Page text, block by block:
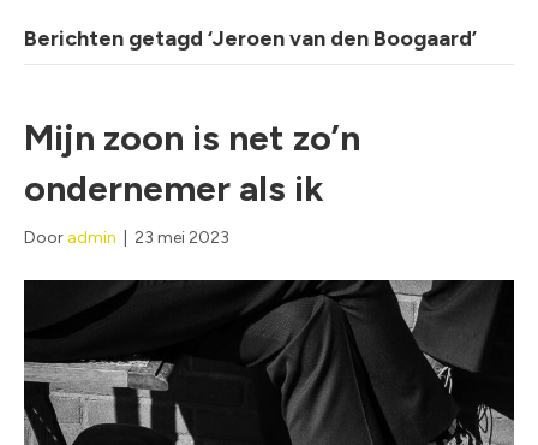
Berichten getagd ‘Jeroen van den Boogaard’
Mijn zoon is net zo’n
ondernemer als ik
Door admin 23 mei 2023